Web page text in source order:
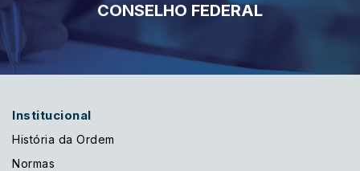
CONSELHO FEDERAL
Institucional
História da Ordem
Normas